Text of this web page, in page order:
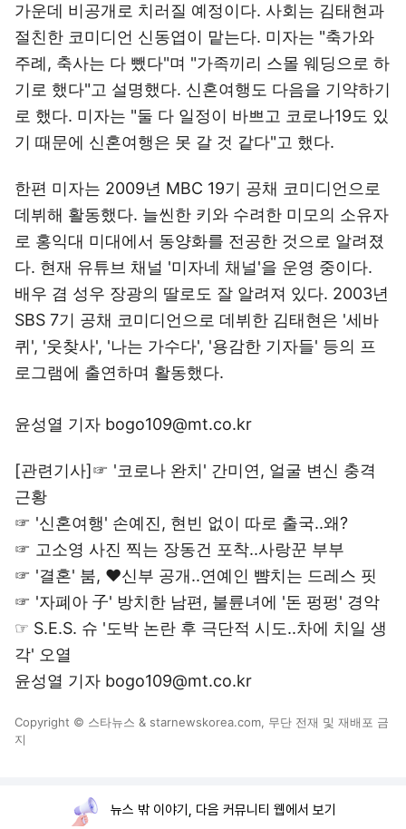
가운데 비공개로 치러질 예정이다. 사회는 김태현과
절친한 코미디언 신동엽이 맡는다. 미자는 "축가와
주례, 축사는 다 뺐다"며 "가족끼리 스몰 웨딩으로 하
기로 했다"고 설명했다. 신혼여행도 다음을 기약하기
로 했다. 미자는 "둘 다 일정이 바쁘고 코로나19도 있
기 때문에 신혼여행은 못 갈 것 같다"고 했다.
한편 미자는 2009년 MBC 19기 공채 코미디언으로
데뷔해 활동했다. 늘씬한 키와 수려한 미모의 소유자
로 홍익대 미대에서 동양화를 전공한 것으로 알려졌
다. 현재 유튜브 채널 '미자네 채널'을 운영 중이다.
배우 겸 성우 장광의 딸로도 잘 알려져 있다. 2003년
SBS 7기 공채 코미디언으로 데뷔한 김태현은 '세바
퀴', '웃찾사', '나는 가수다', '용감한 기자들' 등의 프
로그램에 출연하며 활동했다.
윤성열 기자 bogo109@mt.co.kr
[관련기사]☞ '코로나 완치' 간미연, 얼굴 변신 충격
근황
☞ '신혼여행' 손예진, 현빈 없이 따로 출국..왜?
☞ 고소영 사진 찍는 장동건 포착..사랑꾼 부부
☞ '결혼' 붐, ♥신부 공개..연예인 뺨치는 드레스 핏
☞ '자폐아 子' 방치한 남편, 불륜녀에 '돈 펑펑' 경악
☞ S.E.S. 슈 '도박 논란 후 극단적 시도..차에 치일 생
각' 오열
윤성열 기자 bogo109@mt.co.kr
Copyright © 스타뉴스 & starnewskorea.com, 무단 전재 및 재배포 금
지
뉴스 밖 이야기, 다음 커뮤니티 웹에서 보기